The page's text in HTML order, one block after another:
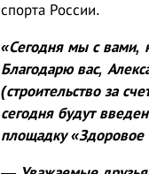
спорта России.
«Сегодня мы с вами,
Благодарю вас,
(строительство за
сегодня будут
площадку «Здоровое